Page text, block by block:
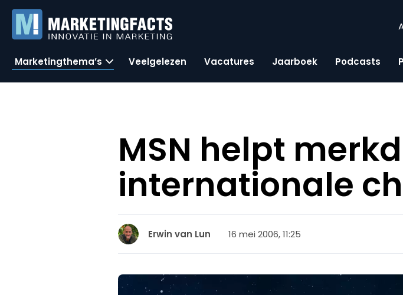
Marketingthema’s Veelgelezen Vacatures Jaarboek Podcasts
MSN helpt
internationale
Erwin van Lun 16 mei 2006, 11:25